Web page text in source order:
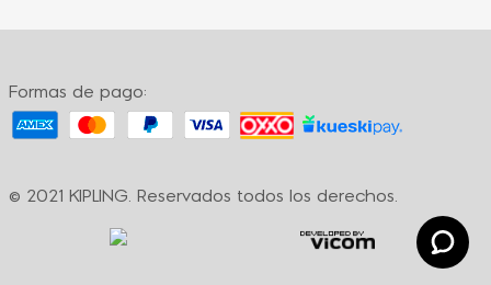
Formas de pago
Contacto
Políticas de cambio
Términos y condiciones
Formas de pago:
© 2021 KIPLING. Reservados todos los derechos.